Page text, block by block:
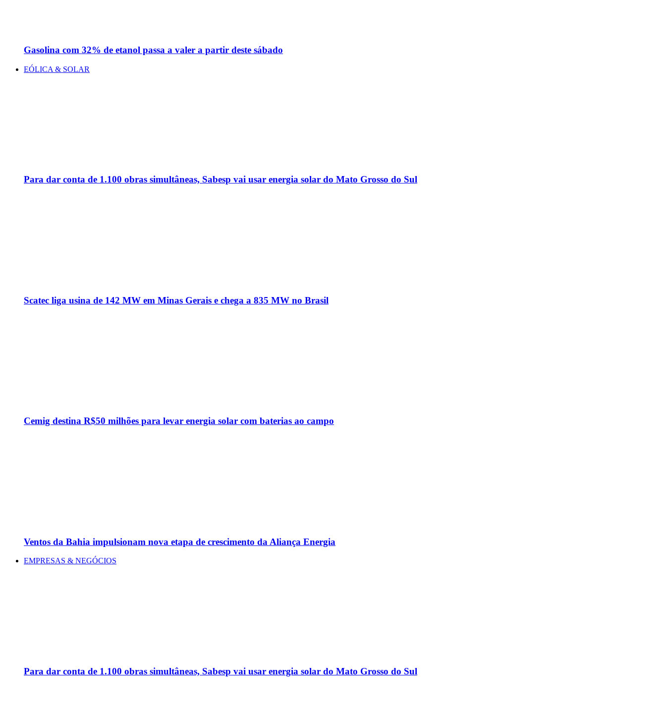
Gasolina com 32% de etanol passa a valer a partir deste sábado
EÓLICA & SOLAR
Para dar conta de 1.100 obras simultâneas, Sabesp vai usar energia solar do Mato Grosso do Sul
Scatec liga usina de 142 MW em Minas Gerais e chega a 835 MW no Brasil
Cemig destina R$50 milhões para levar energia solar com baterias ao campo
Ventos da Bahia impulsionam nova etapa de crescimento da Aliança Energia
EMPRESAS & NEGÓCIOS
Para dar conta de 1.100 obras simultâneas, Sabesp vai usar energia solar do Mato Grosso do Sul